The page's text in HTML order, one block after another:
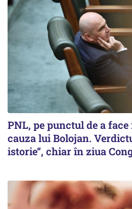
PNL, pe punctul de a
cauza lui Bolojan.
istorie“, chiar în ziua